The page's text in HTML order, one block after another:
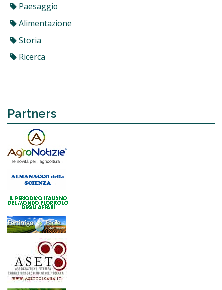
Paesaggio
Alimentazione
Storia
Ricerca
Partners